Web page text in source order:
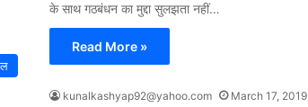
के साथ गठबंधन का मुद्दा सुलझता नहीं…
Read More »
kunalkashyap92@yahoo.com March 17, 2019